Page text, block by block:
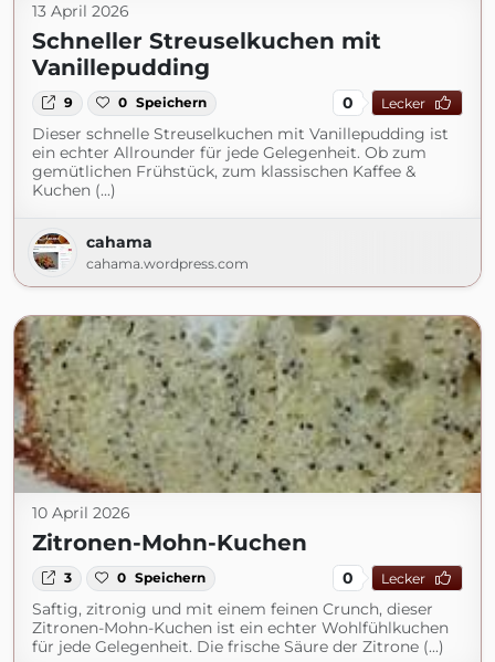
13 April 2026
Schneller Streuselkuchen mit
Vanillepudding
9 0 Speichern 0 Lecker
Dieser schnelle Streuselkuchen mit Vanillepudding ist
ein echter Allrounder für jede Gelegenheit. Ob zum
gemütlichen Frühstück, zum klassischen Kaffee &
Kuchen (...)
cahama
cahama.wordpress.com
10 April 2026
Zitronen-Mohn-Kuchen
3 0 Speichern 0 Lecker
Saftig, zitronig und mit einem feinen Crunch, dieser
Zitronen-Mohn-Kuchen ist ein echter Wohlfühlkuchen
für jede Gelegenheit. Die frische Säure der Zitrone (...)